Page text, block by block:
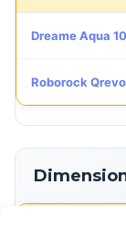
Dreame Aqua
Roborock
Ancho de la